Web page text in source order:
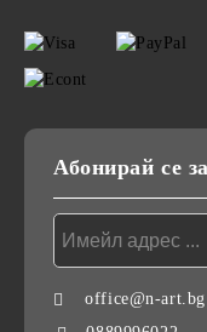
Абонирай се
office@n-art.bg